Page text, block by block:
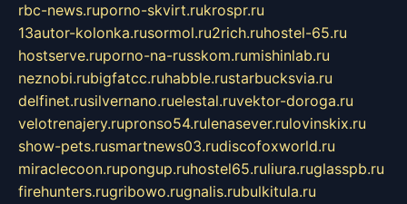
rbc-news.ruporno-skvirt.rukrospr.ru
13autor-kolonka.rusormol.ru2rich.ruhostel-65.ru
hostserve.ruporno-na-russkom.rumishinlab.ru
neznobi.rubigfatcc.ruhabble.rustarbucksvia.ru
delfinet.rusilvernano.ruelestal.ruvektor-doroga.ru
velotrenajery.rupronso54.rulenasever.rulovinskix.ru
show-pets.rusmartnews03.rudiscofoxworld.ru
miraclecoon.rupongup.ruhostel65.ruliura.ruglasspb.ru
firehunters.rugribowo.rugnalis.rubulkitula.ru